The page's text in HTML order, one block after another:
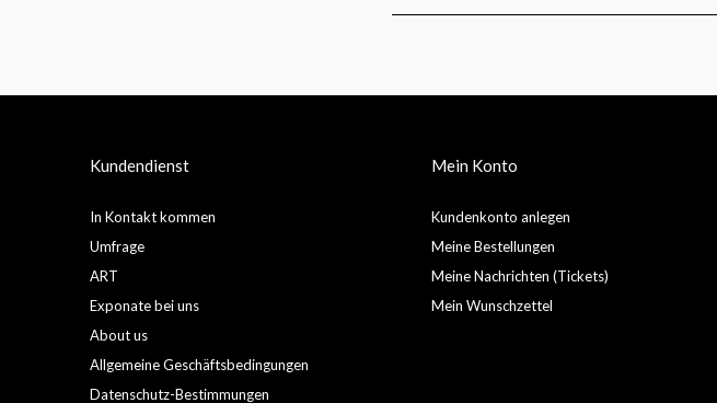
Kundendienst
In Kontakt kommen
Umfrage
ART
Exponate bei uns
About us
Allgemeine Geschäftsbedingungen
Datenschutz-Bestimmungen
Mein Konto
Kundenkonto anlegen
Meine Bestellungen
Meine Nachrichten (Tickets)
Mein Wunschzettel